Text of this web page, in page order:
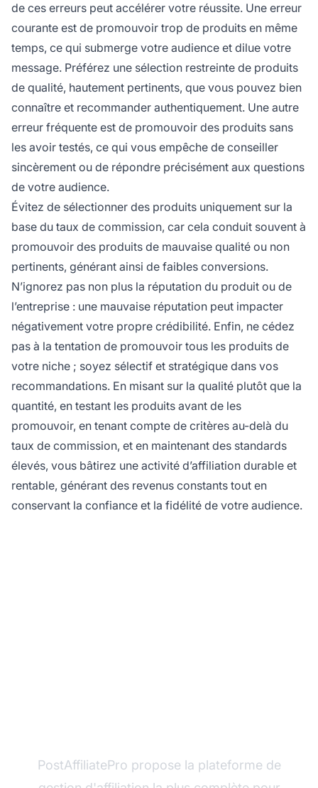
de ces erreurs peut accélérer votre réussite. Une erreur
courante est de promouvoir trop de produits en même
temps, ce qui submerge votre audience et dilue votre
message. Préférez une sélection restreinte de produits
de qualité, hautement pertinents, que vous pouvez bien
connaître et recommander authentiquement. Une autre
erreur fréquente est de promouvoir des produits sans
les avoir testés, ce qui vous empêche de conseiller
sincèrement ou de répondre précisément aux questions
de votre audience.
Évitez de sélectionner des produits uniquement sur la
base du taux de commission, car cela conduit souvent à
promouvoir des produits de mauvaise qualité ou non
pertinents, générant ainsi de faibles conversions.
N’ignorez pas non plus la réputation du produit ou de
l’entreprise : une mauvaise réputation peut impacter
négativement votre propre crédibilité. Enfin, ne cédez
pas à la tentation de promouvoir tous les produits de
votre niche ; soyez sélectif et stratégique dans vos
recommandations. En misant sur la qualité plutôt que la
quantité, en testant les produits avant de les
promouvoir, en tenant compte de critères au-delà du
taux de commission, et en maintenant des standards
élevés, vous bâtirez une activité d’affiliation durable et
rentable, générant des revenus constants tout en
conservant la confiance et la fidélité de votre audience.
PostAffiliatePro propose la plateforme de